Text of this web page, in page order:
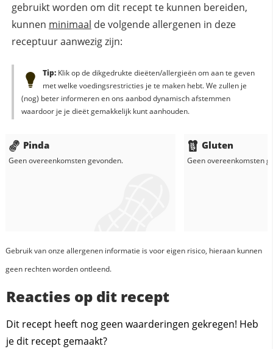
gebruikt worden om dit recept te kunnen bereiden,
kunnen minimaal de volgende allergenen in deze
receptuur aanwezig zijn:
Tip:Klik op de dikgedrukte dieëten/allergieën om aan te geven
met welke voedingsrestricties je te maken hebt. We zullen je
(nog) beter informeren en ons aanbod dynamisch afstemmen
waardoor je je dieët gemakkelijk kunt aanhouden.
Pinda
Geen overeenkomsten gevonden.
Gluten
Geen overeenkomsten
Gebruik van onze allergenen informatie is voor eigen risico, hieraan kunnen
geen rechten worden ontleend.
Reacties op dit recept
Dit recept heeft nog geen waarderingen gekregen! Heb
je dit recept gemaakt?